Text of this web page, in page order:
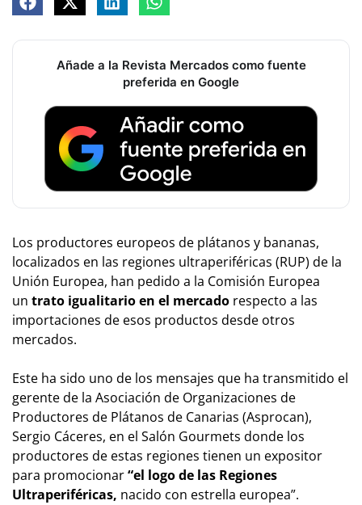
Añade a la Revista Mercados como fuente
preferida en Google
Los productores europeos de plátanos y bananas,
localizados en las regiones ultraperiféricas (RUP) de la
Unión Europea, han pedido a la Comisión Europea
un trato igualitario en el mercado respecto a las
importaciones de esos productos desde otros
mercados.
Este ha sido uno de los mensajes que ha transmitido el
gerente de la Asociación de Organizaciones de
Productores de Plátanos de Canarias (Asprocan),
Sergio Cáceres, en el Salón Gourmets donde los
productores de estas regiones tienen un expositor
para promocionar“el logo de las Regiones
Ultraperiféricas, nacido con estrella europea”.